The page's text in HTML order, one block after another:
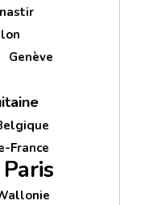
Genève
France
Paris